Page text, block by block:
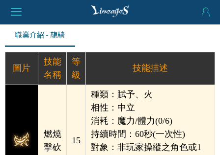
職業介紹 - 龍騎
圖片
技能
名稱
等
級
技能描述
燃燒
擊砍
15
種類：賦予、火
相性：中立
消耗：魔力/體力(0/6)
持續時間：60秒(一次性)
對象：非玩家操縱之角色或1